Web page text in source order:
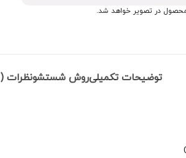
در تصویر خواهد شد.
توضیحات تکمیلیروش شستشونظرات (0)